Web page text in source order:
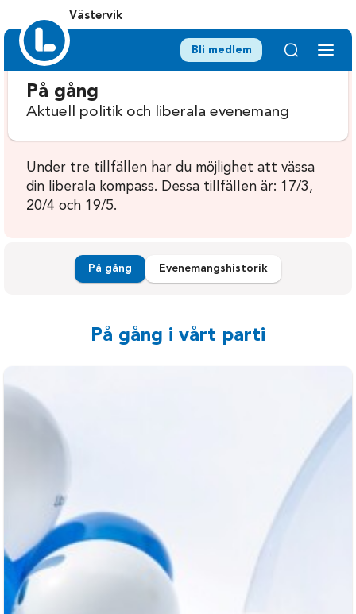
Västervik
Bli medlem
På gång
Aktuell politik och liberala evenemang
Under tre tillfällen har du möjlighet att vässa
din liberala kompass. Dessa tillfällen är: 17/3,
20/4 och 19/5.
På gång Evenemangshistorik
På gång i vårt parti